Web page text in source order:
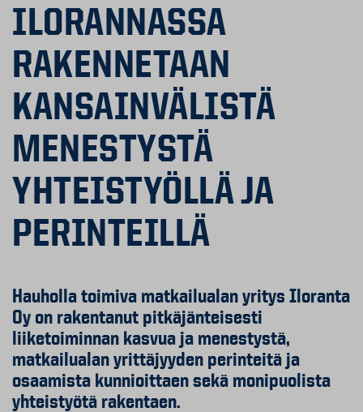
ILORANNASSA
RAKENNETAAN
KANSAINVÄLISTÄ
MENESTYSTÄ
YHTEISTYÖLLÄ JA
PERINTEILLÄ
Hauholla toimiva matkailualan yritys Iloranta
Oy on rakentanut pitkäjänteisesti
liiketoiminnan kasvua ja menestystä,
matkailualan yrittäjyyden perinteitä ja
osaamista kunnioittaen sekä monipuolista
yhteistyötä rakentaen.